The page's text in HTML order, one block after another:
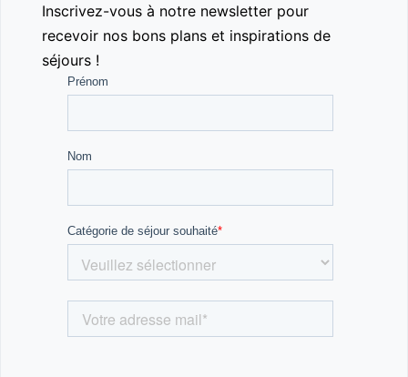
Inscrivez-vous à notre newsletter pour
recevoir nos bons plans et inspirations de
séjours !